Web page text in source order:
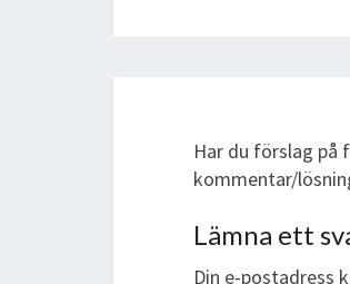
Har du förslag på
kommentar/
Lämna ett
Din e-postadress